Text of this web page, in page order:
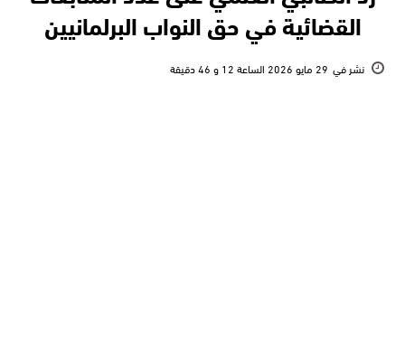
القضائية في حق النواب البرلمانيين
نشر في 29 مايو 2026 الساعة 12 و 46 دقيقة